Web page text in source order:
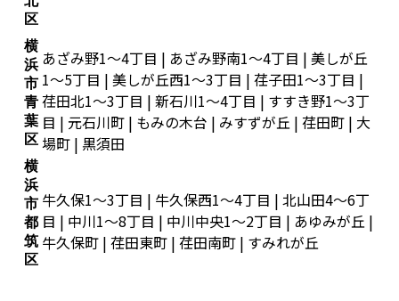
区
横
浜
市
青
葉
区
あざみ野1～4丁目 | あざみ野南1～4丁目 | 美しが丘
1～5丁目 | 美しが丘西1～3丁目 | 荏子田1～3丁目 |
荏田北1～3丁目 | 新石川1～4丁目 | すすき野1～3丁
目 | 元石川町 | もみの木台 | みすずが丘 | 荏田町 | 大
場町 | 黒須田
横
浜
市
都
筑
区
牛久保1～3丁目 | 牛久保西1～4丁目 | 北山田4～6丁
目 | 中川1～8丁目 | 中川中央1～2丁目 | あゆみが丘 |
牛久保町 | 荏田東町 | 荏田南町 | すみれが丘